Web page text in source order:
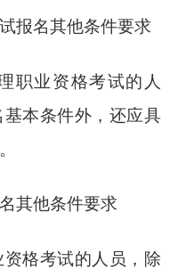
报名其他条件要求
职业资格考试的人
本条件外，还应具
其他条件要求
格考试的人员，除